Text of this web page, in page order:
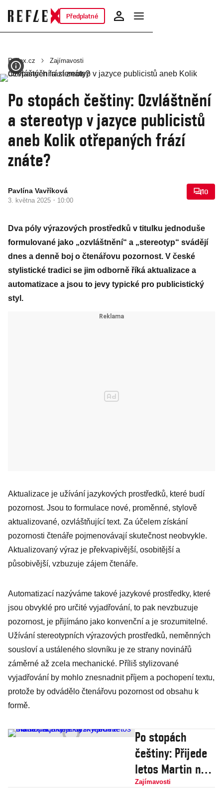
Předplatné
Reflex.cz Zajímavosti
Po stopách češtiny: Ozvláštnění
a stereotyp v jazyce publicistů
aneb Kolik otřepaných frází
znáte?
Pavlína Vavříková
3. května 2025 · 10:00
10
Dva póly výrazových prostředků v titulku jednoduše
formulované jako „ozvláštnění“ a „stereotyp“ svádějí
dnes a denně boj o čtenářovu pozornost. V české
stylistické tradici se jim odborně říká aktualizace a
automatizace a jsou to jevy typické pro publicistický
styl.
Aktualizace je užívání jazykových prostředků, které budí
pozornost. Jsou to formulace nové, proměnné, stylově
aktualizované, ozvláštňující text. Za účelem získání
pozornosti čtenáře pojmenovávají skutečnost neobvykle.
Aktualizovaný výraz je překvapivější, osobitější a
působivější, vzbuzuje zájem čtenáře.
Automatizací nazýváme takové jazykové prostředky, které
jsou obvyklé pro určité vyjadřování, to pak nevzbuzuje
pozornost, je přijímáno jako konvenční a je srozumitelné.
Užívání stereotypních výrazových prostředků, neměnných
sousloví a ustáleného slovníku je ze strany novinářů
záměrné až zcela mechanické. Příliš stylizované
vyjadřování by mohlo znesnadnit příjem a pochopení textu,
protože by odvádělo čtenářovu pozornost od obsahu k
formě.
Po stopách
češtiny: Přijede
letos Martin na
bílém koni nebo
Zajímavosti